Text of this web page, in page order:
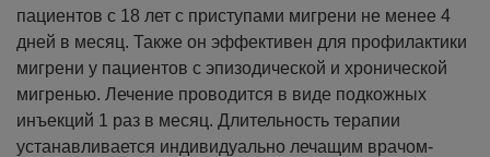
пациентов с 18 лет с приступами мигрени не менее 4
дней в месяц. Также он эффективен для профилактики
мигрени у пациентов с эпизодической и хронической
мигренью. Лечение проводится в виде подкожных
инъекций 1 раз в месяц. Длительность терапии
устанавливается индивидуально лечащим врачом-